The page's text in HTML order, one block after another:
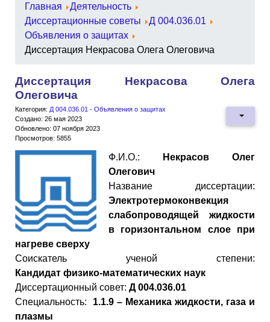
Главная
Деятельность
Диссертационные советы
Д 004.036.01
Объявления о защитах
Диссертация Некрасова Олега Олеговича
Диссертация Некрасова Олега
Олеговича
Категория: Д 004.036.01 - Объявления о защитах
Создано: 26 мая 2023
Обновлено: 07 ноября 2023
Просмотров: 5855
Ф.И.О.:
Некрасов Олег
Олегович
Название диссертации:
Электротермоконвекция
слабопроводящей жидкости
в горизонтальном слое при
нагреве сверху
Cоискатель ученой степени:
Кандидат физико-математических наук
Диссертационный совет: Д 004.036.01
Специальность: 1.1.9 – Механика жидкости, газа и
плазмы